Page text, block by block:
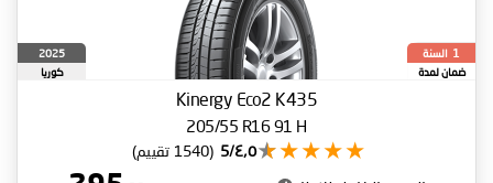
1 السنة
ضمان لمدة
2025
كوريا
Kinergy Eco2 K435
205/55 R16 91 H
٤٫٥/5 (1540 تقييم)